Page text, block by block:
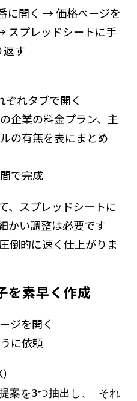
に開く → 価格ページを
プレッドシートに手
す
ぞれタブで開く
企業の料金プラン、主
の有無を表にまとめ
で完成
、スプレッドシートに
かい調整は必要です
倒的に速く仕上がりま
を素早く作成
ジを開く
に依頼
案を3つ抽出し、 それ